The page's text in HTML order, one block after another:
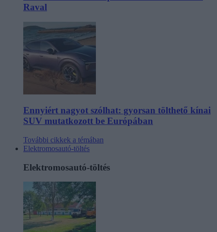
Raval
Ennyiért nagyot szólhat: gyorsan tölthető kínai
SUV mutatkozott be Európában
További cikkek a témában
Elektromosautó-töltés
Elektromosautó-töltés